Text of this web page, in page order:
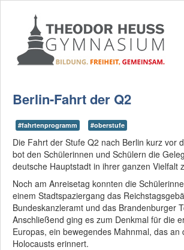
Berlin-Fahrt der Q2
#fahrtenprogramm #oberstufe
Die Fahrt der Stufe Q2 nach Berlin kurz vor
bot den Schülerinnen und Schülern die
deutsche Hauptstadt in ihrer ganzen Vielfalt
Noch am Anreisetag konnten die
einem Stadtspaziergang das
Bundeskanzleramt und das Brandenburger
Anschließend ging es zum Denkmal für die
Europas, ein bewegendes Mahnmal, das an
Holocausts erinnert.